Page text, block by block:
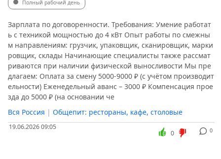
Полный рабочий день
Зарплата по договоренности. Требования: Умение работат
ь с техникой мощностью до 4 кВт Опыт работы по смежны
м направлениям: грузчик, упаковщик, сканировщик, марки
ровщик, склады Начинающие специалисты также рассмат
риваются при наличии физической выносливости Мы пре
длагаем: Оплата за смену 5000-9000 ₽ (с учётом производит
ельности) Еженедельный аванс – 3000 ₽ Компенсация прое
зда до 5000 ₽ (на основании че
Вся Россия | Общепит: рестораны, кафе, столовые
19.06.2026 09:05 0
0